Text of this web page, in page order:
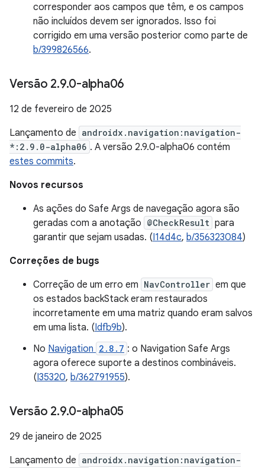
corresponder aos campos que têm, e os campos
não incluídos devem ser ignorados. Isso foi
corrigido em uma versão posterior como parte de
b/399826566.
Versão 2.9.0-alpha06
12 de fevereiro de 2025
Lançamento de androidx.navigation:navigation-
*:2.9.0-alpha06 . A versão 2.9.0-alpha06 contém
estes commits.
Novos recursos
As ações do Safe Args de navegação agora são
geradas com a anotação @CheckResult para
garantir que sejam usadas. (I14d4c, b/356323084)
Correções de bugs
Correção de um erro em NavController em que
os estados backStack eram restaurados
incorretamente em uma matriz quando eram salvos
em uma lista. (Idfb9b).
No Navigation 2.8.7 : o Navigation Safe Args
agora oferece suporte a destinos combináveis.
(I35320, b/362791955).
Versão 2.9.0-alpha05
29 de janeiro de 2025
Lançamento de androidx.navigation:navigation-